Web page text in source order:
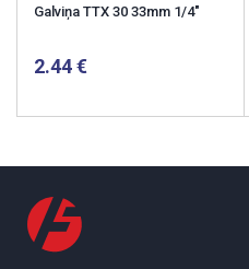
Galviņa TTX 30 33mm 1/4"
2.44